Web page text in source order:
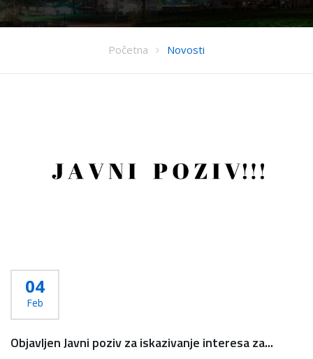
Početna Novosti
04
Feb
Objavljen Javni poziv za iskazivanje interesa za...